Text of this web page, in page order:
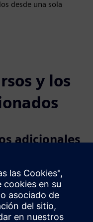
desde una sola
y los
adicionales
de planta,